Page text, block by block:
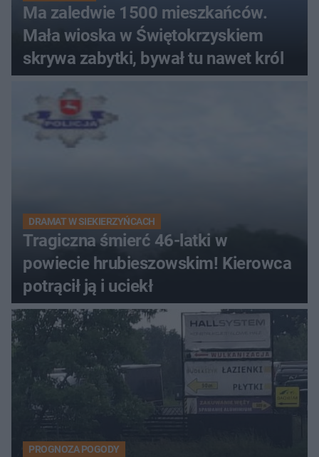
Ma zaledwie 1500 mieszkańców.
Mała wioska w Świętokrzyskiem
skrywa zabytki, bywał tu nawet król
DRAMAT W SIEKIERZYŃCACH
Tragiczna śmierć 46-latki w
powiecie hrubieszowskim! Kierowca
potrącił ją i uciekł
PROGNOZA POGODY